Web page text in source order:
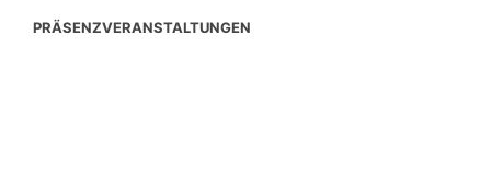
PRÄSENZVERANSTALTUNGEN